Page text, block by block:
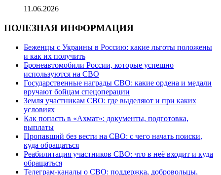
11.06.2026
ПОЛЕЗНАЯ ИНФОРМАЦИЯ
Беженцы с Украины в Россию: какие льготы положены
и как их получить
Бронеавтомобили России, которые успешно
используются на СВО
Государственные награды СВО: какие ордена и медали
вручают бойцам спецоперации
Земля участникам СВО: где выделяют и при каких
условиях
Как попасть в «Ахмат»: документы, подготовка,
выплаты
Пропавший без вести на СВО: с чего начать поиски,
куда обращаться
Реабилитация участников СВО: что в неё входит и куда
обращаться
Телеграм-каналы о СВО: поддержка, добровольцы,